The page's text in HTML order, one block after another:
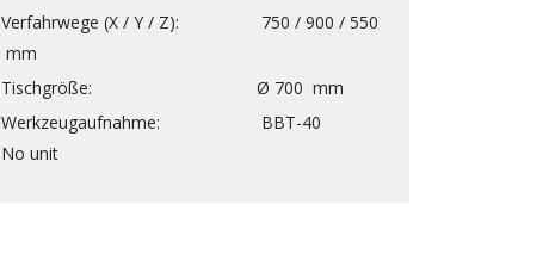
Verfahrwege (X / Y / Z)
750 / 900 / 550
mm
Tischgröße
Ø 700 mm
Werkzeugaufnahme
BBT-40
No unit